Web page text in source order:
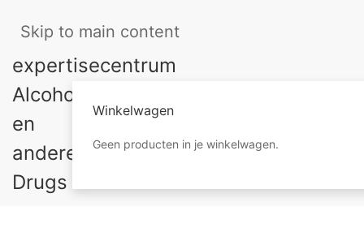
Skip to main content
Winkelwagen
Geen producten in je winkelwagen.